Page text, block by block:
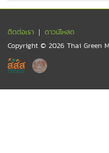
ติดต่อเรา
ดาวน์โหลด
Copyright © 2026 Thai Green